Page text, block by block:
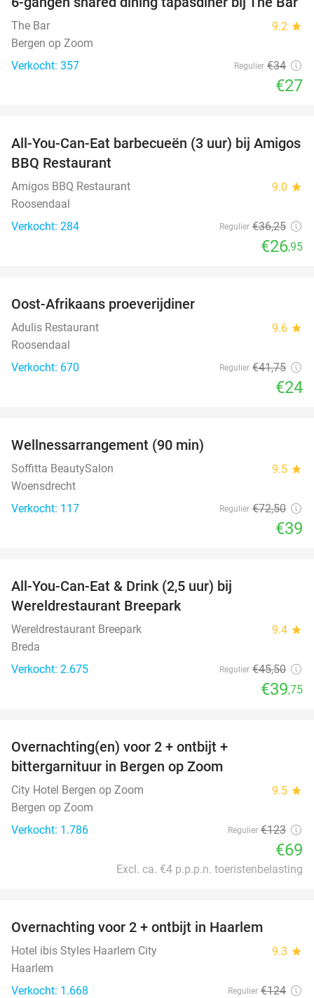
21%
The Bar 9.2 star
Bergen op Zoom
Verkocht: 357
Regulier €34
€27
26%
All-You-Can-Eat barbecueën (3 uur) bij Amigos
BBQ Restaurant
Amigos BBQ Restaurant 9.0 star
Roosendaal
Verkocht: 284
Regulier €36,25
€26,95
Oost-Afrikaans proeverijdiner
Adulis Restaurant 9.6 star
Roosendaal
Verkocht: 670
Regulier €41,75
€24
Wellnessarrangement (90 min)
Soffitta BeautySalon 9.5 star
Woensdrecht
Verkocht: 117
Regulier €72,50
€39
All-You-Can-Eat & Drink (2,5 uur) bij
Wereldrestaurant Breepark
Wereldrestaurant Breepark 9.4 star
Breda
Verkocht: 2.675
Regulier €45,50
€39,75
Overnachting(en) voor 2 + ontbijt +
bittergarnituur in Bergen op Zoom
City Hotel Bergen op Zoom 9.5 star
Bergen op Zoom
Verkocht: 1.786
Regulier €123
€69
Excl. ca. €4 p.p.p.n. toeristenbelasting
Overnachting voor 2 + ontbijt in Haarlem
Hotel ibis Styles Haarlem City 9.3 star
Haarlem
Verkocht: 1.668
Regulier €124